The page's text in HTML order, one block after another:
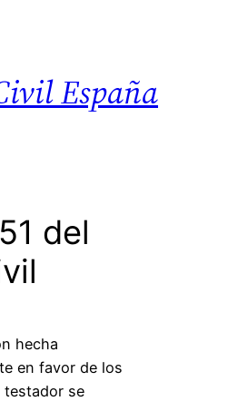
España
del
hecha
en favor de los
testador se